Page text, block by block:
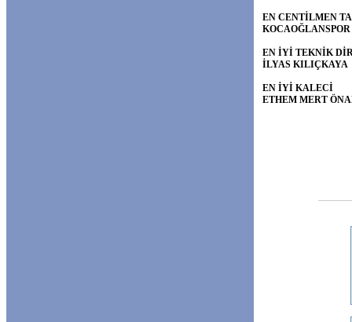
EN CENTİLMEN
KOCAOĞLANSPOR
EN İYİ TEKNİK
İLYAS KILIÇKAYA
EN İYİ KALECİ
ETHEM MERT